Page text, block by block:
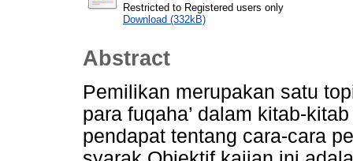
Restricted to Registered users only
Download (332kB)
Abstract
Pemilikan merupakan satu
para fuqaha’ dalam kitab-
pendapat tentang cara-cara